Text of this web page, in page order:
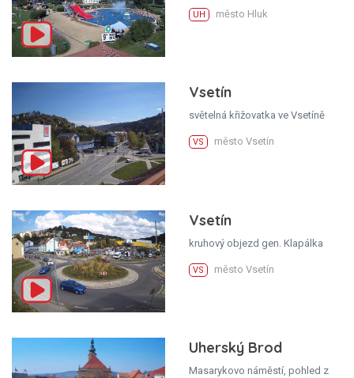
UH město Hluk
Vsetín
světelná křižovatka ve Vsetíně
VS město Vsetín
Vsetín
kruhový objezd gen. Klapálka
VS město Vsetín
Uherský Brod
Masarykovo náměstí, pohled z